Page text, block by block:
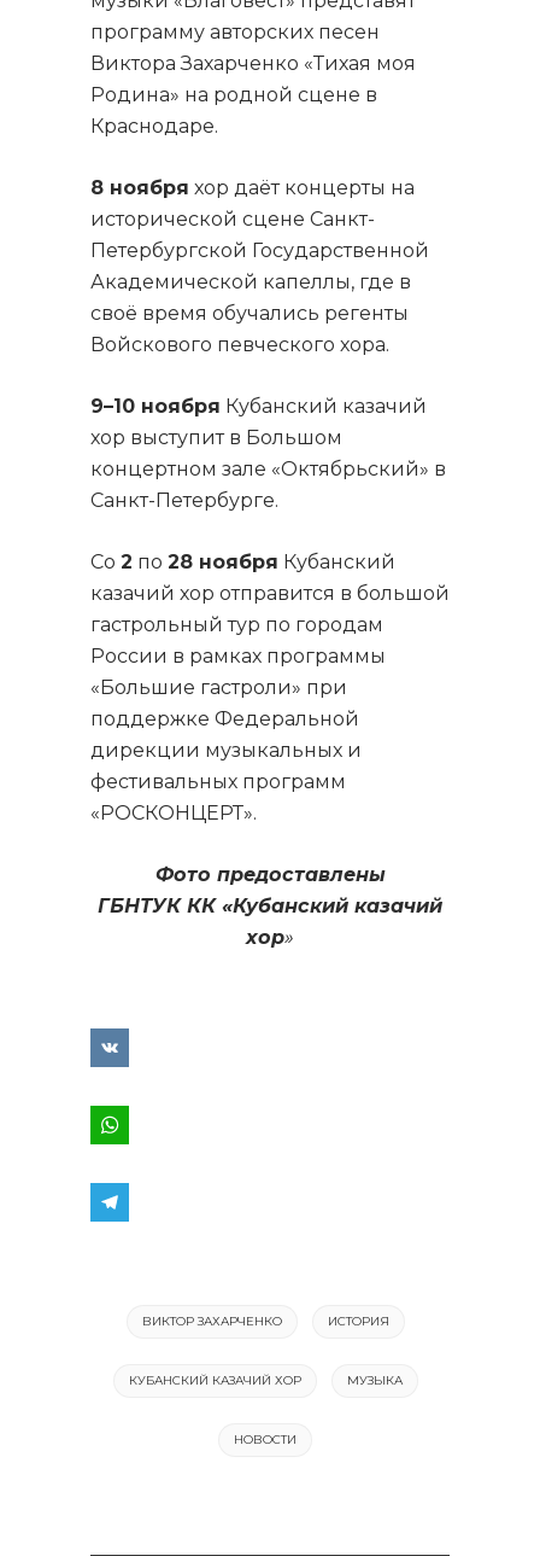
программу авторских песен
Виктора Захарченко «Тихая моя
Родина» на родной сцене в
Краснодаре.
8 ноября хор даёт концерты на
исторической сцене Санкт-
Петербургской Государственной
Академической капеллы, где в
своё время обучались регенты
Войскового певческого хора.
9–10 ноября Кубанский казачий
хор выступит в Большом
концертном зале «Октябрьский» в
Санкт-Петербурге.
Со 2 по 28 ноября Кубанский
казачий хор отправится в большой
гастрольный тур по городам
России в рамках программы
«Большие гастроли» при
поддержке Федеральной
дирекции музыкальных и
фестивальных программ
«РОСКОНЦЕРТ».
Фото предоставлены
ГБНТУК КК «Кубанский казачий
хор»
ВИКТОР ЗАХАРЧЕНКО ИСТОРИЯ
КУБАНСКИЙ КАЗАЧИЙ ХОР МУЗЫКА
НОВОСТИ